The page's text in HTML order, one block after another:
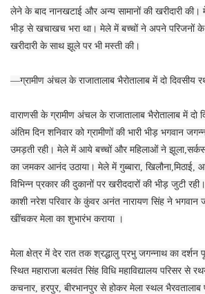
लेने के बाद नानखटाई और अन्य सामानों की खरीदारी की।
भीड़ से खचाखच भरा था। मेले में बच्चों ने अपने परिजनों के
खरीदारी के साथ झूले पर भी मस्ती की।
—ग्रामीण अंचल के राजातालाब भैरोतालाब में दो दिवसीय
वाराणसी के ग्रामीण अंचल के राजातालाब भैरोतालाब में दो
अंतिम दिन शनिवार को ग्रामीणों की भारी भीड़ भगवान
उमड़ती रही। मेले में आये बच्चों और महिलाओं ने
का जमकर आनंद उठाया। मेले में गुब्बारा, खिलौना,मिठाई,
विभिन्न प्रकार की दुकानों पर खरीददारों की भीड़ जुटी
काशी नरेश परिवार के कुंवर अनंत नारायण सिंह ने भगवान
खींचकर मेला का शुभारंभ कराया ।
मेला क्षेत्र में देर रात तक श्रद्धालु प्रभु जगन्नाथ का दर्शन
स्थित महाराजा बलवंत सिंह विधि महाविद्यालय परिसर से
कचनार, हरपुर, बीरभानपुर से होकर मेला स्थल